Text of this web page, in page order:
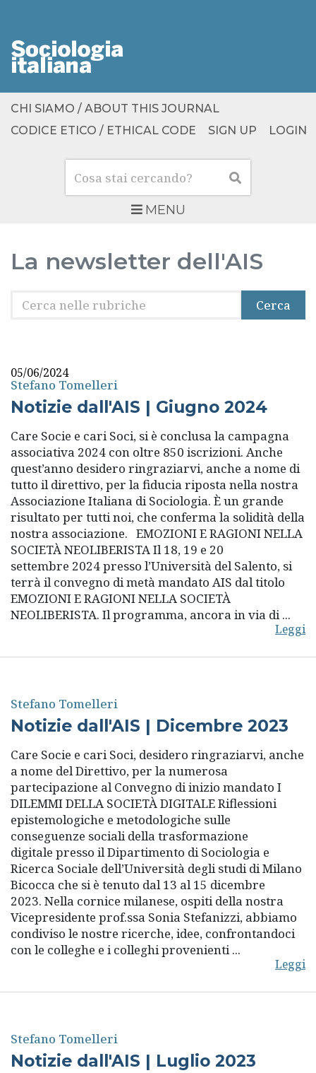
MENU
Cerca Cerca
CHI SIAMO / ABOUT THIS JOURNAL
CODICE ETICO / ETHICAL CODE
SIGN UP LOGIN
La newsletter dell'AIS
Cerca
Cerca
05/06/2024
Stefano Tomelleri
Notizie dall'AIS | Giugno 2024
Care Socie e cari Soci, si è conclusa la campagna
associativa 2024 con oltre 850 iscrizioni. Anche
quest’anno desidero ringraziarvi, anche a nome di
tutto il direttivo, per la fiducia riposta nella nostra
Associazione Italiana di Sociologia. È un grande
risultato per tutti noi, che conferma la solidità della
nostra associazione. EMOZIONI E RAGIONI NELLA
SOCIETÀ NEOLIBERISTA Il 18, 19 e 20
settembre 2024 presso l’Università del Salento, si
terrà il convegno di metà mandato AIS dal titolo
EMOZIONI E RAGIONI NELLA SOCIETÀ
NEOLIBERISTA. Il programma, ancora in via di ...
Leggi
Stefano Tomelleri
Notizie dall'AIS | Dicembre 2023
Care Socie e cari Soci, desidero ringraziarvi, anche
a nome del Direttivo, per la numerosa
partecipazione al Convegno di inizio mandato I
DILEMMI DELLA SOCIETÀ DIGITALE Riflessioni
epistemologiche e metodologiche sulle
conseguenze sociali della trasformazione
digitale presso il Dipartimento di Sociologia e
Ricerca Sociale dell’Università degli studi di Milano
Bicocca che si è tenuto dal 13 al 15 dicembre
2023. Nella cornice milanese, ospiti della nostra
Vicepresidente prof.ssa Sonia Stefanizzi, abbiamo
condiviso le nostre ricerche, idee, confrontandoci
con le colleghe e i colleghi provenienti ...
Leggi
Stefano Tomelleri
Notizie dall'AIS | Luglio 2023